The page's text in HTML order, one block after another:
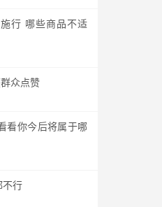
行 哪些商品不适
众点赞
看你今后将属于哪
不行